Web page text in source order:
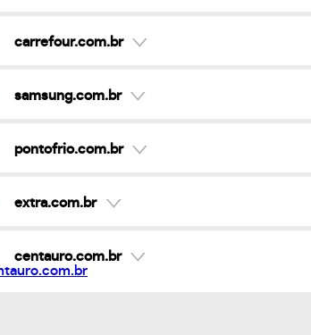
carrefour.com.br
samsung.com.br
pontofrio.com.br
extra.com.br
centauro.com.br